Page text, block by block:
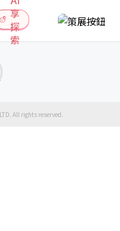
享
探
索
All rights reserved.